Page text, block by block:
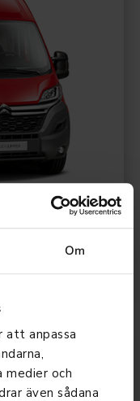
Om
att anpassa
medier och
även sådana